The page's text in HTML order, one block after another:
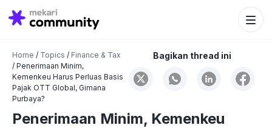
Search
for:
Search
Home / Topics / Finance & Tax
/ Penerimaan Minim,
Kemenkeu Harus Perluas Basis
Pajak OTT Global, Gimana
Purbaya?
Bagikan thread ini
Penerimaan Minim, Kemenkeu